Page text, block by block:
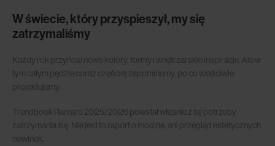
W świecie, który przyspieszył, my się
zatrzymaliśmy
Każdy rok przynosi nowe kolory, formy i wnętrzarskie inspiracje. Ale w
tym całym pędzie coraz częściej zapominamy, po co właściwie
projektujemy.
Trendbook Ramaro 2025/2026 powstał właśnie z tej potrzeby
zatrzymania się. Nie jest to raport o modzie, ani przegląd estetycznych
nowinek.